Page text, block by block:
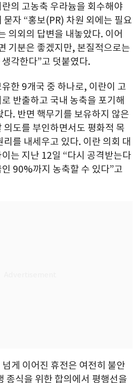
의 고농축 우라늄을 회수해야
묻자 “홍보(PR) 차원 외에는 필요
의외의 답변을 내놓았다. 이어
기분은 좋겠지만, 본질적으로는
각한다”고 덧붙였다.
한 9개국 중 하나로, 이란이 고
반출하고 국내 농축을 포기해
다. 반면 핵무기를 보유하지 않은
의도를 부인하면서도 평화적 목
를 내세우고 있다. 이란 의회 대
는 지난 12일 “다시 공격받는다
90%까지 농축할 수 있다”고
게 이어진 휴전은 여전히 불안
종식을 위한 합의에서 평행선을